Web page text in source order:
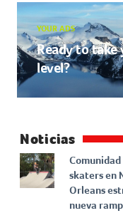
YOUR ADS
Ready to take
level?
Noticias
Comunidad
skaters en
Orleans
nueva